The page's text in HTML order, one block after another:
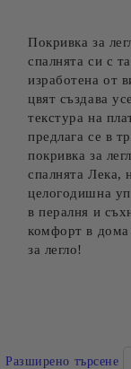
Покривка за
спалнята си с
изработена от
цвят създава
текстура на
предлага се в
покривка за
спалнята Лека,
целогодишна
в пералня и
комфорт в дома
за легло!
Разширено търсене